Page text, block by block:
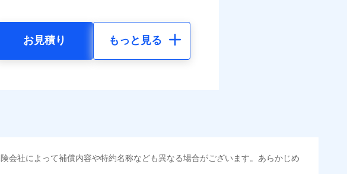
お見積り もっと見る
会社によって補償内容や特約名称なども異なる場合がございます。あらかじめ